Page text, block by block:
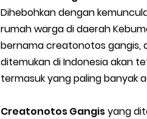
Cara Mudah Melihat Nomor
7 Cara Mudah Top Up Grab
5 Versi Map Paling Gacor
Dihebohkan dengan
rumah warga di daerah
bernama creatonotos gangis,
ditemukan di Indonesia akan
termasuk yang paling banyak
Creatonotos Gangisyang